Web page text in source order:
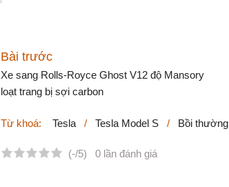
Bài trước
Xe sang Rolls-Royce Ghost V12 độ Mansory
loạt trang bị sợi carbon
Từ khoá: Tesla / Tesla Model S / Bồi thường
(-/5) 0 lần đánh giá